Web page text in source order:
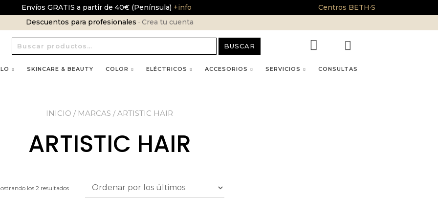
Envíos GRATIS a partir de 40€ (Península) +info
Centros BETH·S
Descuentos para profesionales · Crea tu cuenta
Buscar
por:
BUSCAR
SKINCARE & BEAUTY COLOR ELÉCTRICOS ACCESORIOS SERVICIOS CONSULTAS
INICIO / MARCAS / ARTISTIC HAIR
ARTISTIC HAIR
los 2 resultados